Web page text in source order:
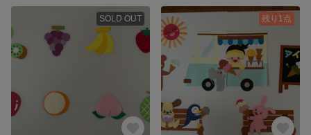
SOLD OUT 残り1点